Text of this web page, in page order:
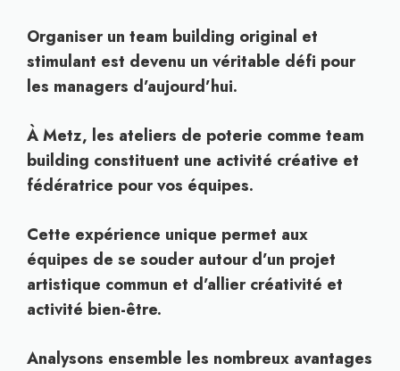
Organiser un team building original et
stimulant est devenu un véritable défi pour
les managers d’aujourd’hui.
À Metz, les ateliers de poterie comme team
building constituent une activité créative et
fédératrice pour vos équipes.
Cette expérience unique permet aux
équipes de se souder autour d’un projet
artistique commun et d’allier créativité et
activité bien-être.
Analysons ensemble les nombreux avantages